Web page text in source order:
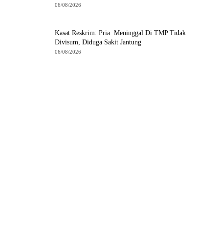
06/08/2026
Kasat Reskrim: Pria Meninggal Di TMP Tidak
Divisum, Diduga Sakit Jantung
06/08/2026